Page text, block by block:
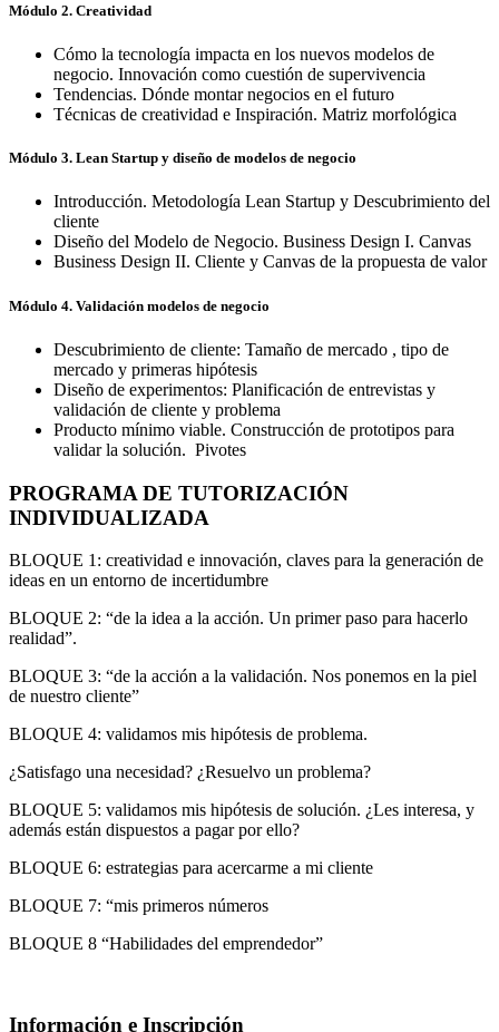
Módulo 2. Creatividad
Cómo la tecnología impacta en los nuevos modelos de
negocio. Innovación como cuestión de supervivencia
Tendencias. Dónde montar negocios en el futuro
Técnicas de creatividad e Inspiración. Matriz morfológica
Módulo 3. Lean Startup y diseño de modelos de negocio
Introducción. Metodología Lean Startup y Descubrimiento del
cliente
Diseño del Modelo de Negocio. Business Design I. Canvas
Business Design II. Cliente y Canvas de la propuesta de valor
Módulo 4. Validación modelos de negocio
Descubrimiento de cliente: Tamaño de mercado , tipo de
mercado y primeras hipótesis
Diseño de experimentos: Planificación de entrevistas y
validación de cliente y problema
Producto mínimo viable. Construcción de prototipos para
validar la solución. Pivotes
PROGRAMA DE TUTORIZACIÓN
INDIVIDUALIZADA
BLOQUE 1: creatividad e innovación, claves para la generación de
ideas en un entorno de incertidumbre
BLOQUE 2: “de la idea a la acción. Un primer paso para hacerlo
realidad”.
BLOQUE 3: “de la acción a la validación. Nos ponemos en la piel
de nuestro cliente”
BLOQUE 4: validamos mis hipótesis de problema.
¿Satisfago una necesidad? ¿Resuelvo un problema?
BLOQUE 5: validamos mis hipótesis de solución. ¿Les interesa, y
además están dispuestos a pagar por ello?
BLOQUE 6: estrategias para acercarme a mi cliente
BLOQUE 7: “mis primeros números
BLOQUE 8 “Habilidades del emprendedor”
Información e Inscripción